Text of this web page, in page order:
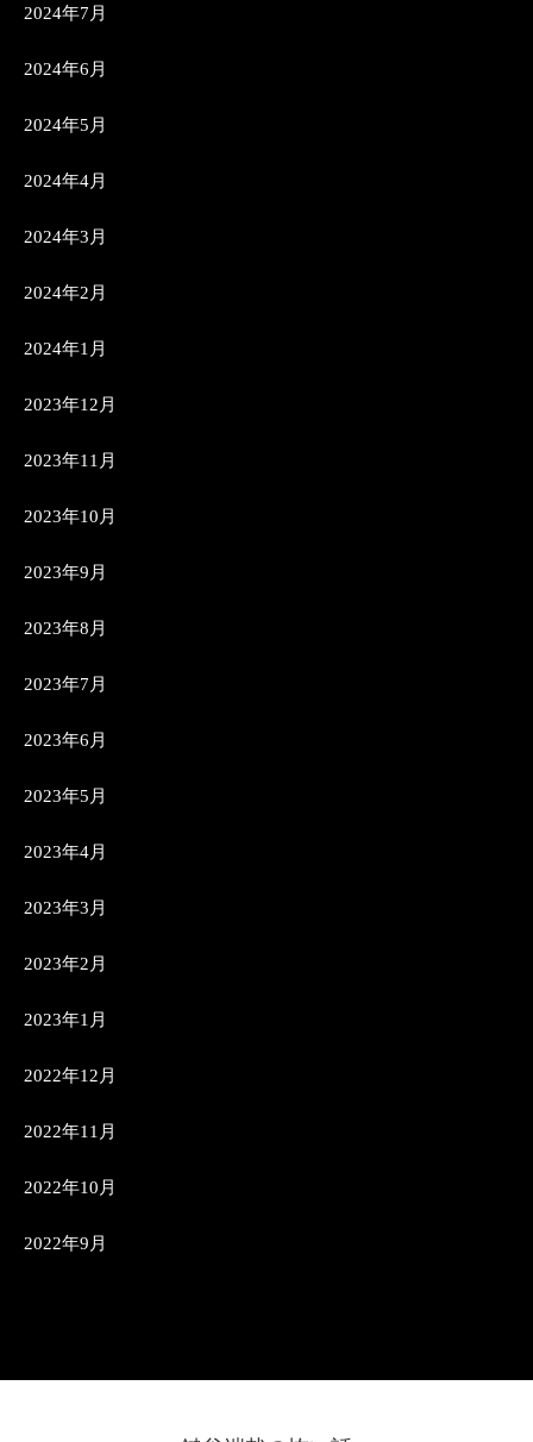
2024年7月
2024年6月
2024年5月
2024年4月
2024年3月
2024年2月
2024年1月
2023年12月
2023年11月
2023年10月
2023年9月
2023年8月
2023年7月
2023年6月
2023年5月
2023年4月
2023年3月
2023年2月
2023年1月
2022年12月
2022年11月
2022年10月
2022年9月